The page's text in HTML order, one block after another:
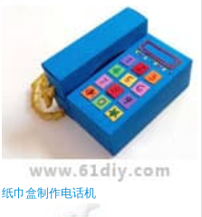
纸巾盒制作电话机